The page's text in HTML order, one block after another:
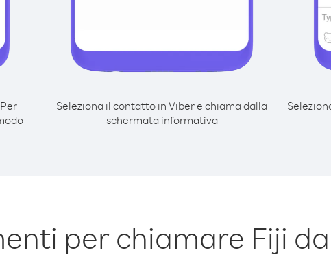
Per
Seleziona il contatto in Viber e chiama dalla
schermata informativa
per chiamare Fiji